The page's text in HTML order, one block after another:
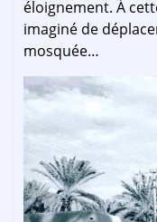
éloignement. À
imaginé de
mosquée…